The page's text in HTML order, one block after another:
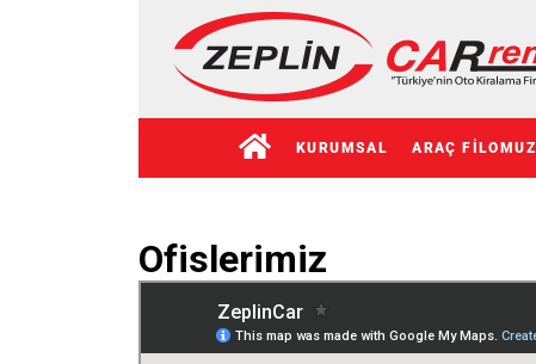
KURUMSAL ARAÇ FILOMUZ
Ofislerimiz